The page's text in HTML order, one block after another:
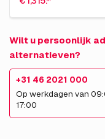
Wilt u persoonlijk
alternatieven?
+31 46 2021 000
Op werkdagen van
17:00